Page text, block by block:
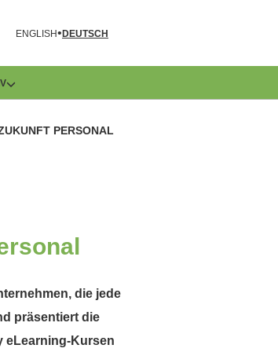
ENGLISH DEUTSCH
PERSONAL
die jede
präsentiert die
eLearning-Kursen